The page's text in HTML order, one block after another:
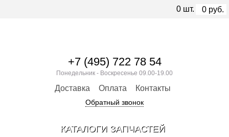
+7 (495) 722 78 54
Понедельник - Воскресенье 09.00-19.00
Доставка Оплата Контакты
Обратный звонок
0 шт. 0 руб.
КАТАЛОГИ ЗАПЧАСТЕЙ